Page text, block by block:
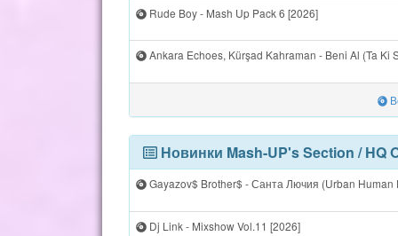
Rude Boy - Mash Up Pack 6 [2026]
Ankara Echoes, Kürşad Kahraman - Beni Al (Ta Ki
Новинки Mash-UP's Section / HQ
Gayazov$ Brother$ - Санта Лючия (Urban Human
Dj Link - Mixshow Vol.11 [2026]